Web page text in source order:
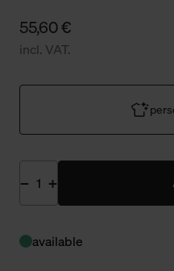
55,60 €
incl. VAT.
available